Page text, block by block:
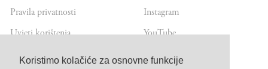
Koristimo kolačiće za osnovne funkcije
Pravila privatnosti
Uvjeti korištenja
Instagram
YouTube